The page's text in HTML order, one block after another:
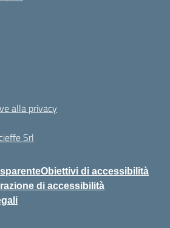
alla privacy
Srl
Obiettivi di accessibilità
di accessibilità